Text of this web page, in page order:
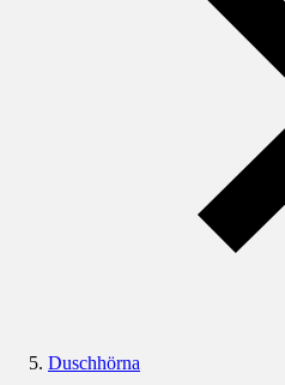
Duschhörna